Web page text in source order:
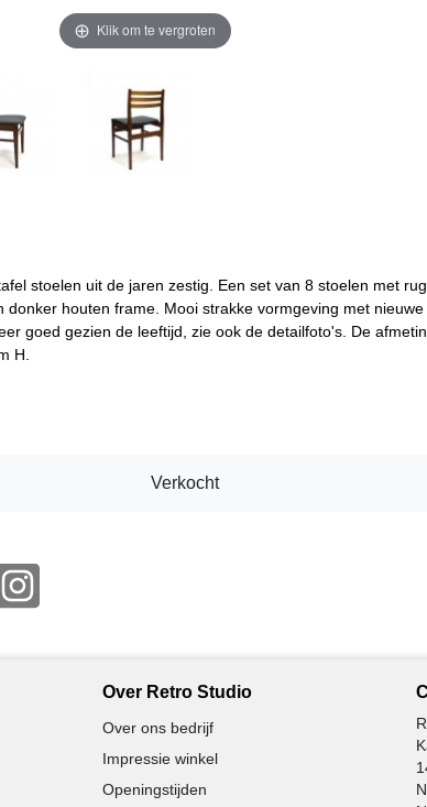
Klik om te vergroten
stoelen uit de jaren zestig. Een set van 8 stoelen met
donker houten frame. Mooi strakke vormgeving met
goed gezien de leeftijd, zie ook de detailfoto's. De
H.
Verkocht
Over Retro Studio
Over ons bedrijf
Impressie winkel
Openingstijden